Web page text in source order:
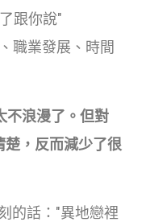
跟你說"
職業發展、時間
不浪漫了。但對
楚，反而減少了很
的話："異地戀裡